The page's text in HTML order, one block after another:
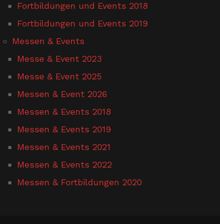
Fortbildungen und Events 2018
Fortbildungen und Events 2019
Messen & Events
Messe & Event 2023
Messe & Event 2025
Messen & Event 2026
Messen & Events 2018
Messen & Events 2019
Messen & Events 2021
Messen & Events 2022
Messen & Fortbildungen 2020